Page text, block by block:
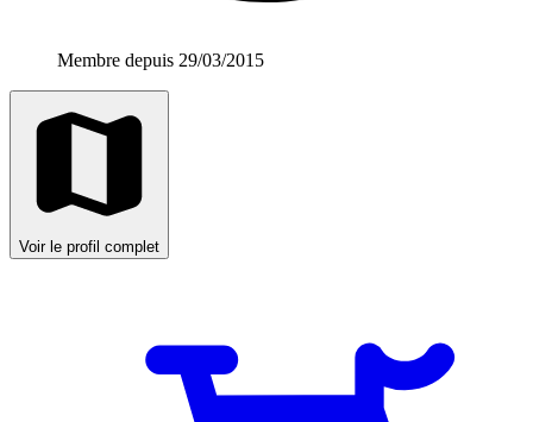
Membre depuis 29/03/2015
Voir le profil complet